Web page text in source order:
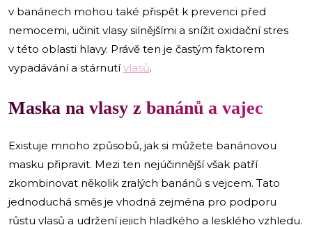
v banánech mohou také přispět k prevenci před
nemocemi, učinit vlasy silnějšími a snížit oxidační stres
v této oblasti hlavy. Právě ten je častým faktorem
vypadávání a stárnutívlasů.
Maska na vlasy z banánů a vajec
Existuje mnoho způsobů, jak si můžete banánovou
masku připravit. Mezi ten nejúčinnější však patří
zkombinovat několik zralých banánů s vejcem. Tato
jednoduchá směs je vhodná zejména pro podporu
růstu vlasů a udržení jejich hladkého a lesklého vzhledu.